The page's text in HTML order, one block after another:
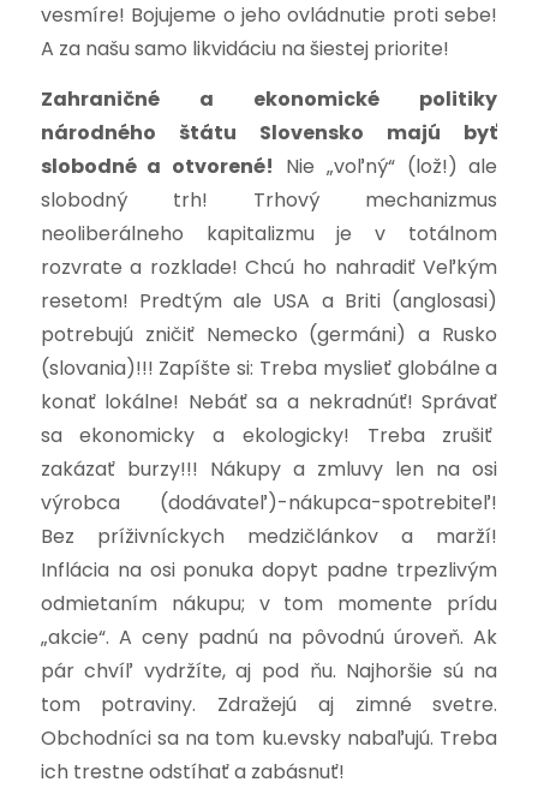
vesmíre! Bojujeme o jeho ovládnutie proti sebe!
A za našu samo likvidáciu na šiestej priorite!
Zahraničné a ekonomické politiky
národného štátu Slovensko majú byť
slobodné a otvorené! Nie „voľný“ (lož!) ale
slobodný trh! Trhový mechanizmus
neoliberálneho kapitalizmu je v totálnom
rozvrate a rozklade! Chcú ho nahradiť Veľkým
resetom! Predtým ale USA a Briti (anglosasi)
potrebujú zničiť Nemecko (germáni) a Rusko
(slovania)!!! Zapíšte si: Treba myslieť globálne a
konať lokálne! Nebáť sa a nekradnúť! Správať
sa ekonomicky a ekologicky! Treba zrušiť
zakázať burzy!!! Nákupy a zmluvy len na osi
výrobca (dodávateľ)-nákupca-spotrebiteľ!
Bez príživníckych medzičlánkov a marží!
Inflácia na osi ponuka dopyt padne trpezlivým
odmietaním nákupu; v tom momente prídu
„akcie“. A ceny padnú na pôvodnú úroveň. Ak
pár chvíľ vydržíte, aj pod ňu. Najhoršie sú na
tom potraviny. Zdražejú aj zimné svetre.
Obchodníci sa na tom ku.evsky nabaľujú. Treba
ich trestne odstíhať a zabásnuť!